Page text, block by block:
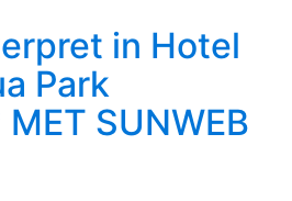
in Hotel
Park
SUNWEB